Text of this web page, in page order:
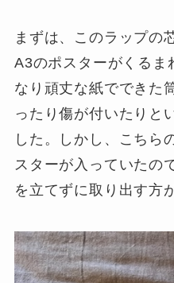
まずは、このラップの
A3のポスターがくるま
なり頑丈な紙でできた
ったり傷が付いたりと
した。しかし、こちら
スターが入っていたの
を立てずに取り出す方